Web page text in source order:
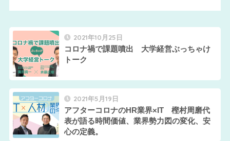
2021年10月25日
コロナ禍で課題噴出 大学経営ぶっちゃけ
トーク
2021年5月19日
アフターコロナのHR業界×IT 樫村周磨代
表が語る時間価値、業界勢力図の変化、安
心の定義。